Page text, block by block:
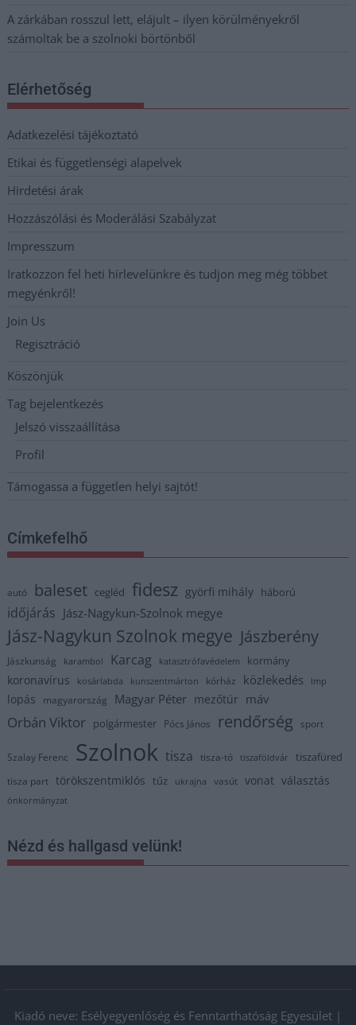
A zárkában rosszul lett, elájult – ilyen körülményekről
számoltak be a szolnoki börtönből
Elérhetőség
Adatkezelési tájékoztató
Etikai és függetlenségi alapelvek
Hirdetési árak
Hozzászólási és Moderálási Szabályzat
Impresszum
Iratkozzon fel heti hírlevelünkre és tudjon meg még többet
megyénkről!
Join Us
Regisztráció
Köszönjük
Tag bejelentkezés
Jelszó visszaállítása
Profil
Támogassa a független helyi sajtót!
Címkefelhő
autó baleset cegléd fidesz györfi mihály háború
időjárás Jász-Nagykun-Szolnok megye
Jász-Nagykun Szolnok megye Jászberény
Jászkunság karambol Karcag katasztrófavédelem kormány
koronavírus kosárlabda kunszentmárton kórház közlekedés lmp
lopás magyarország Magyar Péter mezőtúr máv
Orbán Viktor polgármester Pócs János rendőrség sport
Szalay Ferenc Szolnok tisza tisza-tó tiszaföldvár tiszafüred
tisza part törökszentmiklós tűz ukrajna vasút vonat választás
önkormányzat
Nézd és hallgasd velünk!
Kiadó neve: Esélyegyenlőség és Fenntarthatóság Egyesület |